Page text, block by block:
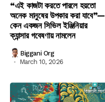
“এই কাজটা করতে পারলে হয়তো
অনেক মানুষের উপকার করা যাবে”—
কেন একজন সিভিল ইঞ্জিনিয়ার
ক্যান্সার গবেষণায় নামলেন
Biggani Org
March 10, 2026